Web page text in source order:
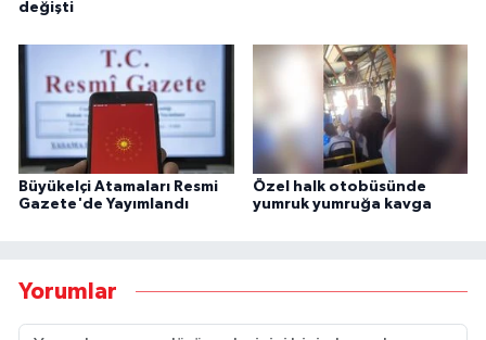
değişti
Büyükelçi Atamaları Resmi
Gazete'de Yayımlandı
Özel halk otobüsünde
yumruk yumruğa kavga
Yorumlar